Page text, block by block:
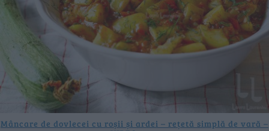
Mâncare de dovlecei cu roșii și ardei – rețetă simplă de vară –